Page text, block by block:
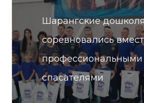
Шарангские
соревновались
профессиональными
спасателями